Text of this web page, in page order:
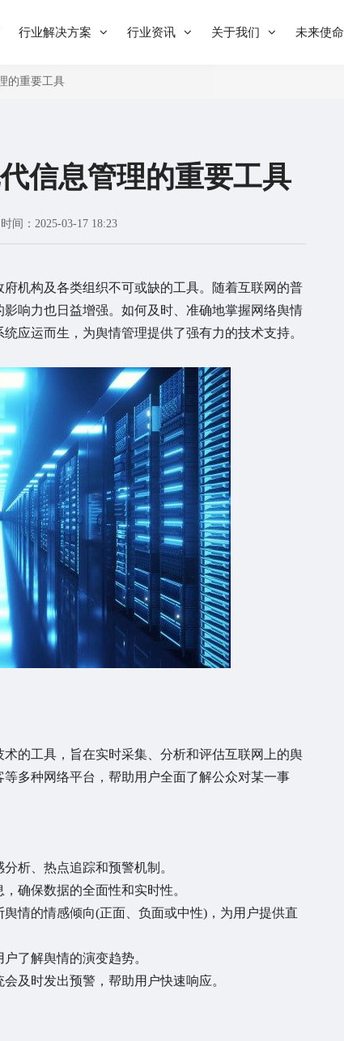
行业解决方案 行业资讯 关于我们 未来使命
的重要工具
信息管理的重要工具
间：2025-03-17 18:23
府机构及各类组织不可或缺的工具。随着互联网的普
响力也日益增强。如何及时、准确地掌握网络舆情
应运而生，为舆情管理提供了强有力的技术支持。
工具，旨在实时采集、分析和评估互联网上的舆
多种网络平台，帮助用户全面了解公众对某一事
析、热点追踪和预警机制。
确保数据的全面性和实时性。
的情感倾向(正面、负面或中性)，为用户提供直
了解舆情的演变趋势。
时发出预警，帮助用户快速响应。